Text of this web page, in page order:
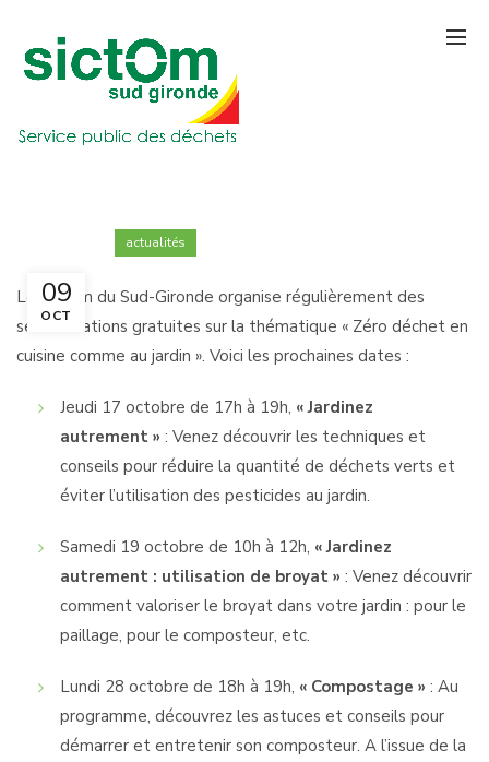
09
OCT
actualités
Le Sictom du Sud-Gironde organise régulièrement des
sensibilisations gratuites sur la thématique « Zéro déchet en
cuisine comme au jardin ». Voici les prochaines dates :
Jeudi 17 octobre de 17h à 19h, « Jardinez
autrement » : Venez découvrir les techniques et
conseils pour réduire la quantité de déchets verts et
éviter l’utilisation des pesticides au jardin.
Samedi 19 octobre de 10h à 12h, « Jardinez
autrement : utilisation de broyat » : Venez découvrir
comment valoriser le broyat dans votre jardin : pour le
paillage, pour le composteur, etc.
Lundi 28 octobre de 18h à 19h, « Compostage » : Au
programme, découvrez les astuces et conseils pour
démarrer et entretenir son composteur. A l’issue de la